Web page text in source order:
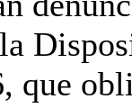
que